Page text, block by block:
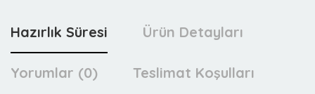
Hazırlık Süresi Ürün Detayları
Yorumlar (0) Teslimat Koşulları